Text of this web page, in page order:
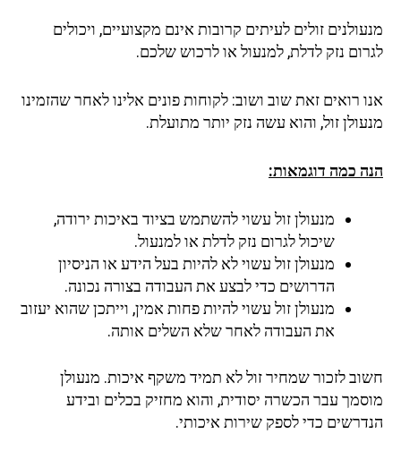
מנעולנים זולים לעיתים קרובות אינם מקצועיים, ויכולים
לגרום נזק לדלת, למנעול או לרכוש שלכם.
אנו רואים זאת שוב ושוב: לקוחות פונים אלינו לאחר שהזמינו
מנעולן זול, והוא עשה נזק יותר מתועלת.
הנה כמה דוגמאות:
מנעולן זול עשוי להשתמש בציוד באיכות ירודה,
שיכול לגרום נזק לדלת או למנעול.
מנעולן זול עשוי לא להיות בעל הידע או הניסיון
הדרושים כדי לבצע את העבודה בצורה נכונה.
מנעולן זול עשוי להיות פחות אמין, וייתכן שהוא יעזוב
את העבודה לאחר שלא השלים אותה.
חשוב לזכור שמחיר זול לא תמיד משקף איכות. מנעולן
מוסמך עבר הכשרה יסודית, והוא מחזיק בכלים ובידע
הנדרשים כדי לספק שירות איכותי.